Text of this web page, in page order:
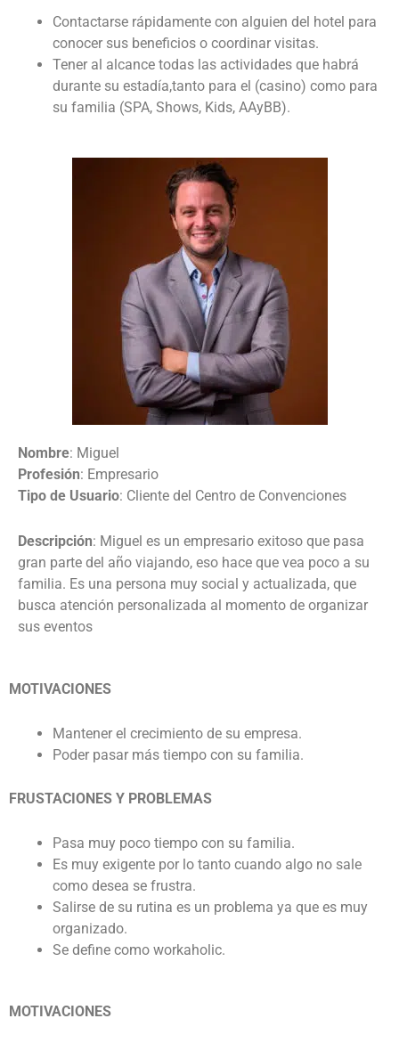
Contactarse rápidamente con alguien del hotel para
conocer sus beneficios o coordinar visitas.
Tener al alcance todas las actividades que habrá
durante su estadía,tanto para el (casino) como para
su familia (SPA, Shows, Kids, AAyBB).
Nombre: Miguel
Profesión: Empresario
Tipo de Usuario: Cliente del Centro de Convenciones
Descripción: Miguel es un empresario exitoso que pasa
gran parte del año viajando, eso hace que vea poco a su
familia. Es una persona muy social y actualizada, que
busca atención personalizada al momento de organizar
sus eventos
MOTIVACIONES
Mantener el crecimiento de su empresa.
Poder pasar más tiempo con su familia.
FRUSTACIONES Y PROBLEMAS
Pasa muy poco tiempo con su familia.
Es muy exigente por lo tanto cuando algo no sale
como desea se frustra.
Salirse de su rutina es un problema ya que es muy
organizado.
Se define como workaholic.
MOTIVACIONES